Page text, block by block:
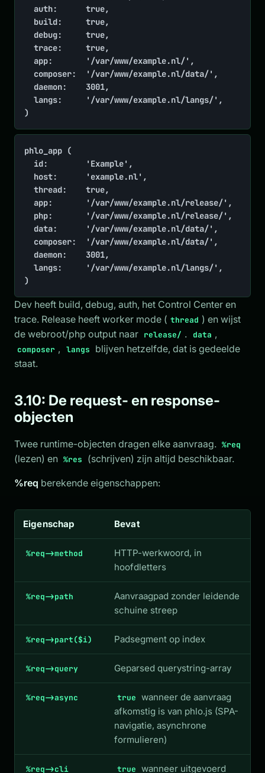
)
phlo_app (
)
Dev heeft build, debug, auth, het Control Center en
trace. Release heeft worker mode ( thread ) en wijst
de webroot/php output naar release/ . data ,
composer , langs
blijven hetzelfde, dat is gedeelde
staat.
3.10: De request- en response-
objecten
Twee runtime-objecten dragen elke aanvraag. %req
(lezen) en %res (schrijven) zijn altijd beschikbaar.
%req berekende eigenschappen:
Eigenschap Bevat
%req->method
HTTP-werkwoord, in
hoofdletters
%req->path
Aanvraagpad zonder leidende
schuine streep
%req->part($i) Padsegment op index
%req->query Geparsed querystring-array
%req->async true wanneer de aanvraag
afkomstig is van phlo.js (SPA-
navigatie, asynchrone
formulieren)
%req->cli true wanneer uitgevoerd